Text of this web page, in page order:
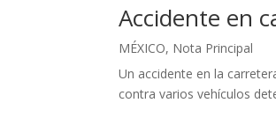
Accidente en
MÉXICO, Nota Principal
Un accidente en la
contra varios vehículos